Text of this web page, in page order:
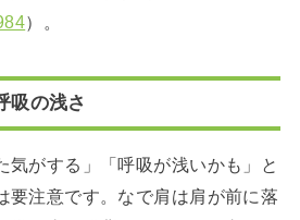
）。
吸の浅さ
気がする」「呼吸が浅いかも」と
要注意です。なで肩は肩が前に落